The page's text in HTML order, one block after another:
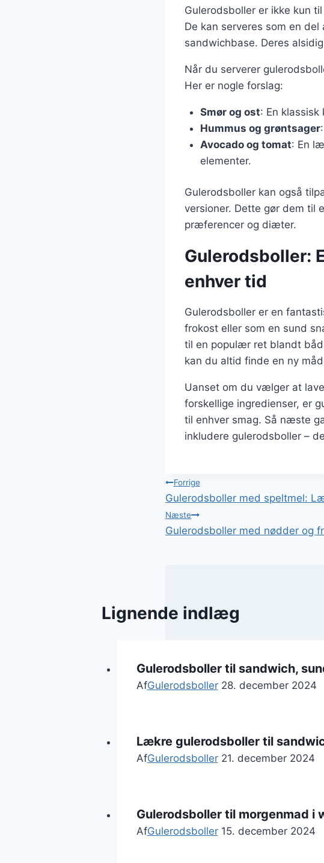
Gulerodsboller er ikke kun
De kan serveres som en
sandwichbase. Deres
Når du serverer
Her er nogle forslag:
Smør og ost: En
Hummus og grøntsager
Avocado og tomat: En
elementer.
Gulerodsboller kan også
versioner. Dette gør dem til
præferencer og diæter.
Gulerodsboller:
enhver tid
Gulerodsboller er en
frokost eller som en sund
til en populær ret blandt
kan du altid finde en ny
Uanset om du vælger at
forskellige ingredienser, er
til enhver smag. Så næste
inkludere gulerodsboller –
Indlægsnavigation
Forrige
Gulerodsboller med speltmel:
Næste
Gulerodsboller med nødder og
Lignende indlæg
Gulerodsboller til sandwich,
AfGulerodsboller 28. december 2024
Lækre gulerodsboller til
AfGulerodsboller 21. december 2024
Gulerodsboller til morgenmad i
AfGulerodsboller 15. december 2024